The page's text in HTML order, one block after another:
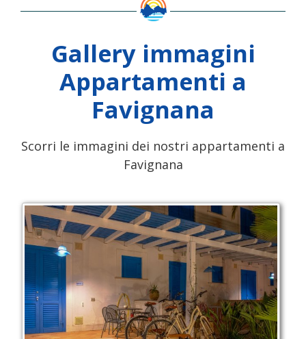
Gallery immagini
Appartamenti a
Favignana
Scorri le immagini dei nostri appartamenti a
Favignana